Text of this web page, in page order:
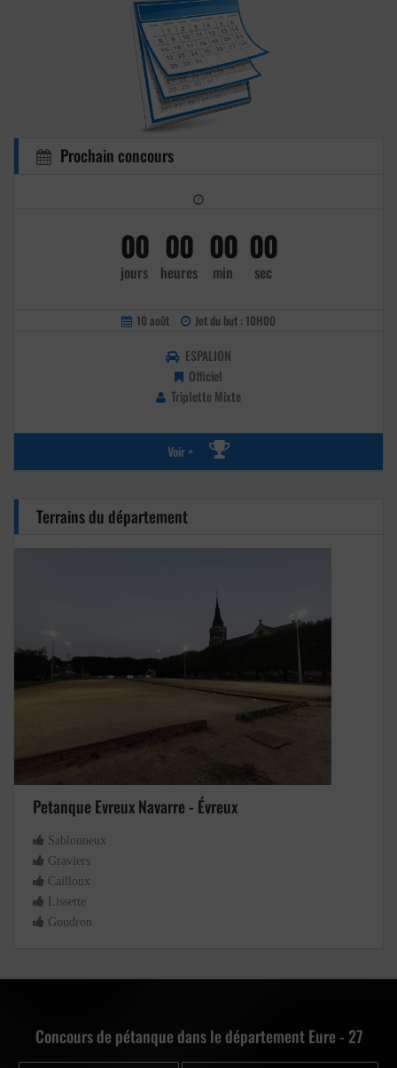
Prochain concours
00
jours
00
heures
00
min
00
sec
10 août Jet du but : 10H00
ESPALION
Officiel
Triplette Mixte
Voir +
Terrains du département
Petanque Evreux Navarre - Évreux
Sablonneux
Graviers
Cailloux
Lissette
Goudron
Concours de pétanque dans le département Eure - 27